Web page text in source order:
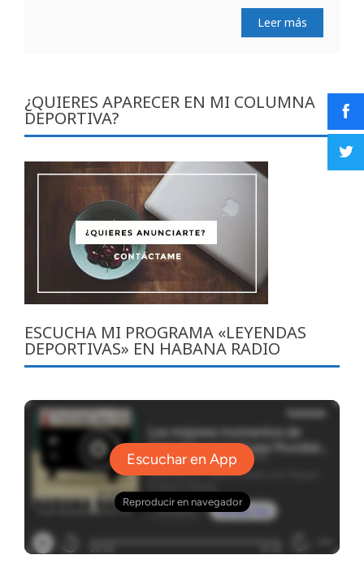
Leer más
¿QUIERES APARECER EN MI COLUMNA
DEPORTIVA?
ESCUCHA MI PROGRAMA «LEYENDAS
DEPORTIVAS» EN HABANA RADIO